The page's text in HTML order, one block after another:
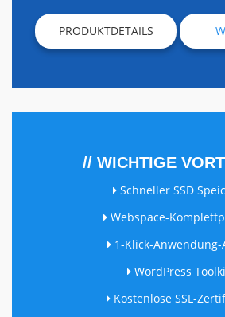
PRODUKTDETAILS
// WICHTIGE
Schneller SSD
Webspace-
1-Klick-Anwendung-
WordPress
Kostenlose SSL-